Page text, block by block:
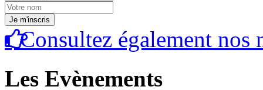
Consultez également nos
Les Evènements